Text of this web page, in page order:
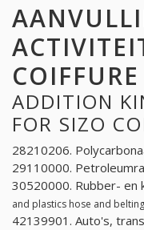
COIFFURE
ADDITION
FOR SIZO
28210206.
29110000.
30520000. Rubber- en
and plastics hose and
42139901. Auto's,